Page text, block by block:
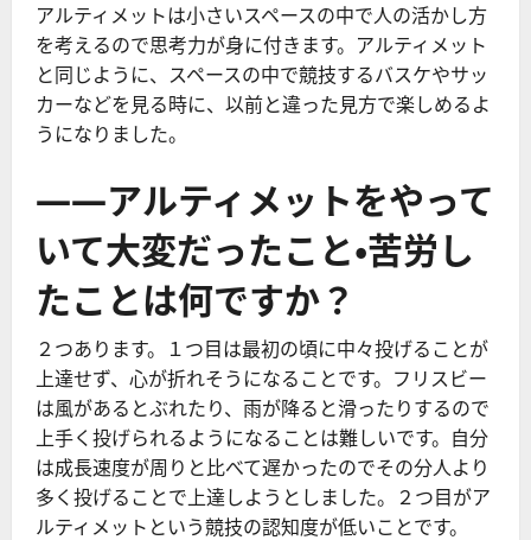
アルティメットは小さいスペースの中で人の活かし方
を考えるので思考力が身に付きます。アルティメット
と同じように、スペースの中で競技するバスケやサッ
カーなどを見る時に、以前と違った見方で楽しめるよ
うになりました。
――アルティメットをやって
いて大変だったこと・苦労し
たことは何ですか？
２つあります。１つ目は最初の頃に中々投げることが
上達せず、心が折れそうになることです。フリスビー
は風があるとぶれたり、雨が降ると滑ったりするので
上手く投げられるようになることは難しいです。自分
は成長速度が周りと比べて遅かったのでその分人より
多く投げることで上達しようとしました。２つ目がア
ルティメットという競技の認知度が低いことです。